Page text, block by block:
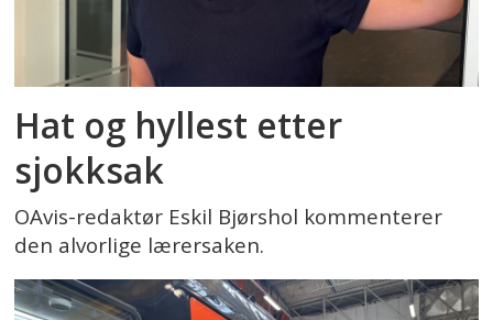
Hat og hyllest etter
sjokksak
OAvis-redaktør Eskil Bjørshol kommenterer
den alvorlige lærersaken.